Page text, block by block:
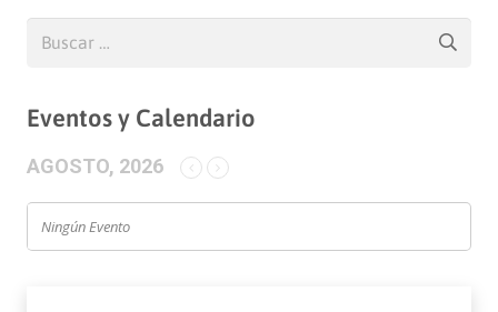
Eventos y Calendario
AGOSTO, 2026
Ningún Evento